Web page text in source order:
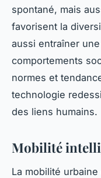
spontané, mais
favorisent la
aussi entraîner
comportements
normes et
technologie
des liens humains.
Mobilité
La mobilité